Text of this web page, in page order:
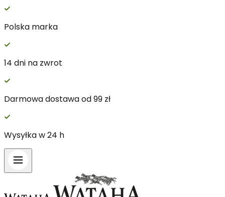
Polska marka
14 dni na zwrot
Darmowa dostawa od 99 zł
Wysyłka w 24 h
witrynie. Informacje o tym, jak korzystasz z naszej
Partnerzy mogą połączyć te informacje z innymi danymi
Niezbędne
preferowany język lub region, w którym znajduje się